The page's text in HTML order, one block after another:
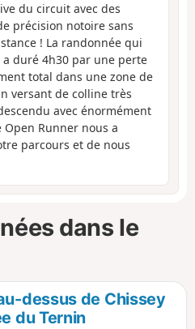
du circuit avec des
précision notoire sans
! La randonnée qui
duré 4h30 par une perte
total dans une zone de
versant de colline très
avec énormément
Open Runner nous a
parcours et de nous
dans le
dessus de Chissey
du Ternin